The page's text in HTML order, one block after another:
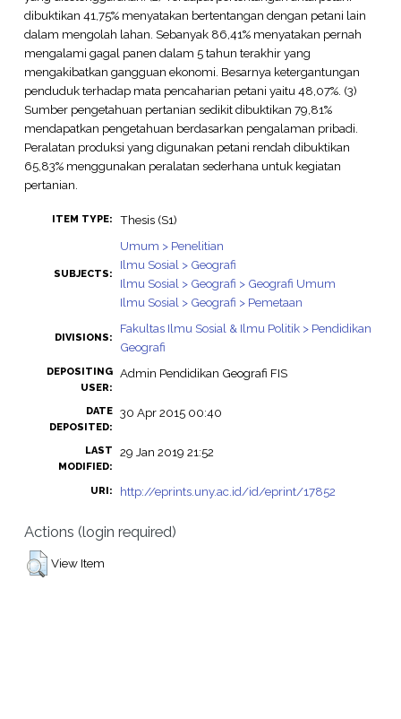
dibuktikan 41,75% menyatakan bertentangan dengan petani lain
dalam mengolah lahan. Sebanyak 86,41% menyatakan pernah
mengalami gagal panen dalam 5 tahun terakhir yang
mengakibatkan gangguan ekonomi. Besarnya ketergantungan
penduduk terhadap mata pencaharian petani yaitu 48,07%. (3)
Sumber pengetahuan pertanian sedikit dibuktikan 79,81%
mendapatkan pengetahuan berdasarkan pengalaman pribadi.
Peralatan produksi yang digunakan petani rendah dibuktikan
65,83% menggunakan peralatan sederhana untuk kegiatan
pertanian.
ITEM TYPE: Thesis (S1)
SUBJECTS:
Umum > Penelitian
Ilmu Sosial > Geografi
Ilmu Sosial > Geografi > Geografi Umum
Ilmu Sosial > Geografi > Pemetaan
DIVISIONS:
Fakultas Ilmu Sosial & Ilmu Politik > Pendidikan
Geografi
DEPOSITING
USER:
Admin Pendidikan Geografi FIS
DATE
DEPOSITED:
30 Apr 2015 00:40
LAST
MODIFIED:
29 Jan 2019 21:52
URI: http://eprints.uny.ac.id/id/eprint/17852
Actions (login required)
View Item